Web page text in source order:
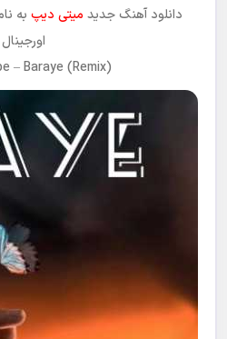
دانلود آهنگ جدید میتی دیپ به
اورجینال
–Baraye (Remix)